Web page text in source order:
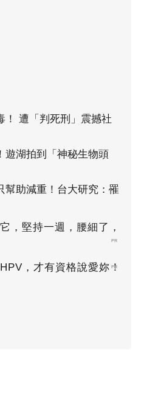
！ 遭「判死刑」震撼社
遊湖拍到「神秘生物頭
幫助減重！台大研究：罹
，堅持一週，腰細了，
PR
，才有資格說愛妳！
PR